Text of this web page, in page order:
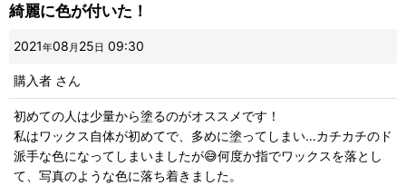
星の数
並び順 :
絞り込む
綺麗に色が付いた！
2021年08 月 25 日 09:30
購入者 さん
初めての人は少量から塗るのがオススメです！
私はワックス自体が初めてで、多めに塗ってしまい…カチカチのド
派手な色になってしまいましたが😅何度か指でワックスを落とし
て、写真のような色に落ち着きました。